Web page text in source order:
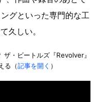
グといった専門的な工
久しい。
・ビートルズ『Revolver』
る（記事を開く ）